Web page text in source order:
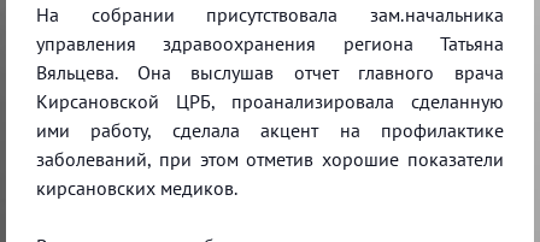
На собрании присутствовала зам.начальника
управления здравоохранения региона Татьяна
Вяльцева. Она выслушав отчет главного врача
Кирсановской ЦРБ, проанализировала сделанную
ими работу, сделала акцент на профилактике
заболеваний, при этом отметив хорошие показатели
кирсановских медиков.